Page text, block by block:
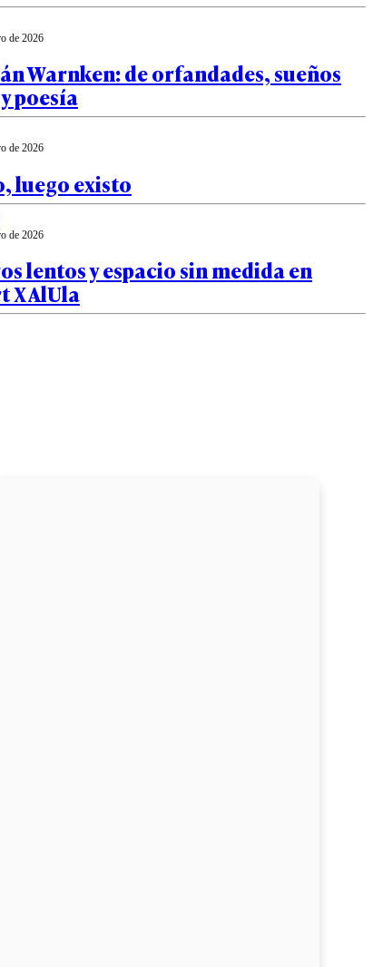
de 2026
Warnken: de orfandades, sueños
poesía
de 2026
luego existo
de 2026
lentos y espacio sin medida en
X AlUla